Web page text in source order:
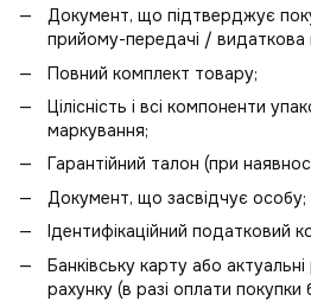
Документ, що підтверджує
прийому-передачі / видаткова
Повний комплект товару;
Цілісність і всі компоненти
маркування;
Гарантійний талон (при
Документ, що засвідчує особу;
Ідентифікаційний податковий
Банківську карту або
рахунку (в разі оплати